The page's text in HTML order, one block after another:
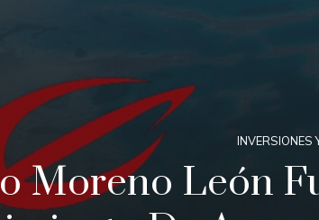
INVERSIONES
Moreno León